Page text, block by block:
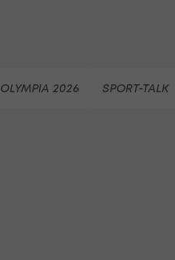
OLYMPIA 2026 SPORT-TALK